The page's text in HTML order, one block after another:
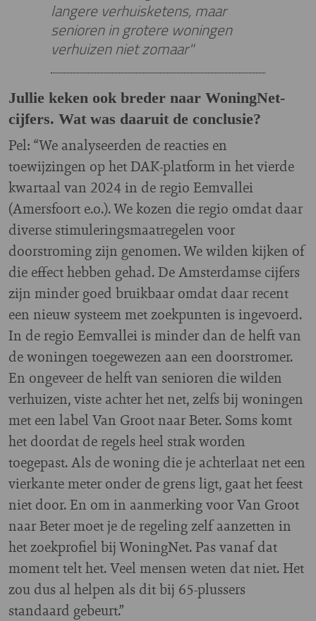
langere verhuisketens, maar
senioren in grotere woningen
verhuizen niet zomaar"
Jullie keken ook breder naar WoningNet-
cijfers. Wat was daaruit de conclusie?
Pel: “We analyseerden de reacties en
toewijzingen op het DAK-platform in het vierde
kwartaal van 2024 in de regio Eemvallei
(Amersfoort e.o.). We kozen die regio omdat daar
diverse stimuleringsmaatregelen voor
doorstroming zijn genomen. We wilden kijken of
die effect hebben gehad. De Amsterdamse cijfers
zijn minder goed bruikbaar omdat daar recent
een nieuw systeem met zoekpunten is ingevoerd.
In de regio Eemvallei is minder dan de helft van
de woningen toegewezen aan een doorstromer.
En ongeveer de helft van senioren die wilden
verhuizen, viste achter het net, zelfs bij woningen
met een label Van Groot naar Beter. Soms komt
het doordat de regels heel strak worden
toegepast. Als de woning die je achterlaat net een
vierkante meter onder de grens ligt, gaat het feest
niet door. En om in aanmerking voor Van Groot
naar Beter moet je de regeling zelf aanzetten in
het zoekprofiel bij WoningNet. Pas vanaf dat
moment telt het. Veel mensen weten dat niet. Het
zou dus al helpen als dit bij 65-plussers
standaard gebeurt.”